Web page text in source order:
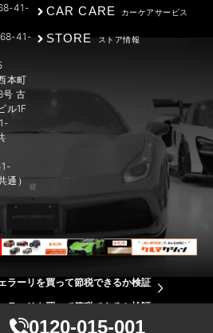
41-
41-
本町
号 古
ル1F
通）
CAR CARE カーケアサービス
STORE ストア情報
ラーリを買って節税できるか検証
ラーリを買って節税できるか検証
0120-015-001